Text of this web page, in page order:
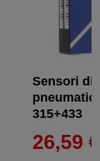
Sensori di
315+433
26,59 €